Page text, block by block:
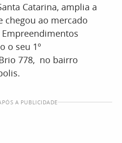
Catarina, amplia a
chegou ao mercado
o seu 1º
778, no bairro
A PUBLICIDADE